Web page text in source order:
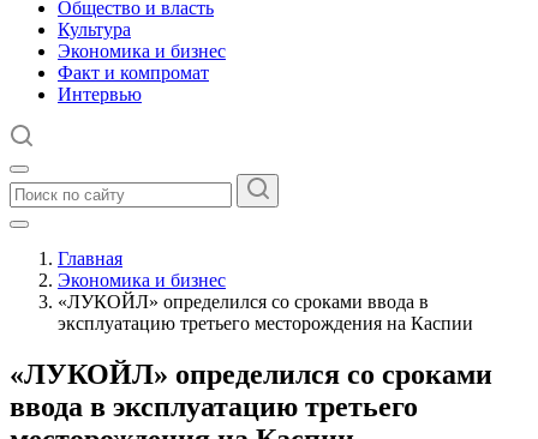
Общество и власть
Культура
Экономика и бизнес
Факт и компромат
Интервью
Главная
Экономика и бизнес
«ЛУКОЙЛ» определился со сроками ввода в
эксплуатацию третьего месторождения на Каспии
«ЛУКОЙЛ» определился со сроками
ввода в эксплуатацию третьего